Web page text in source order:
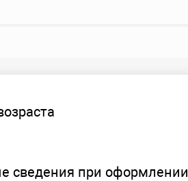
сведения при оформлении